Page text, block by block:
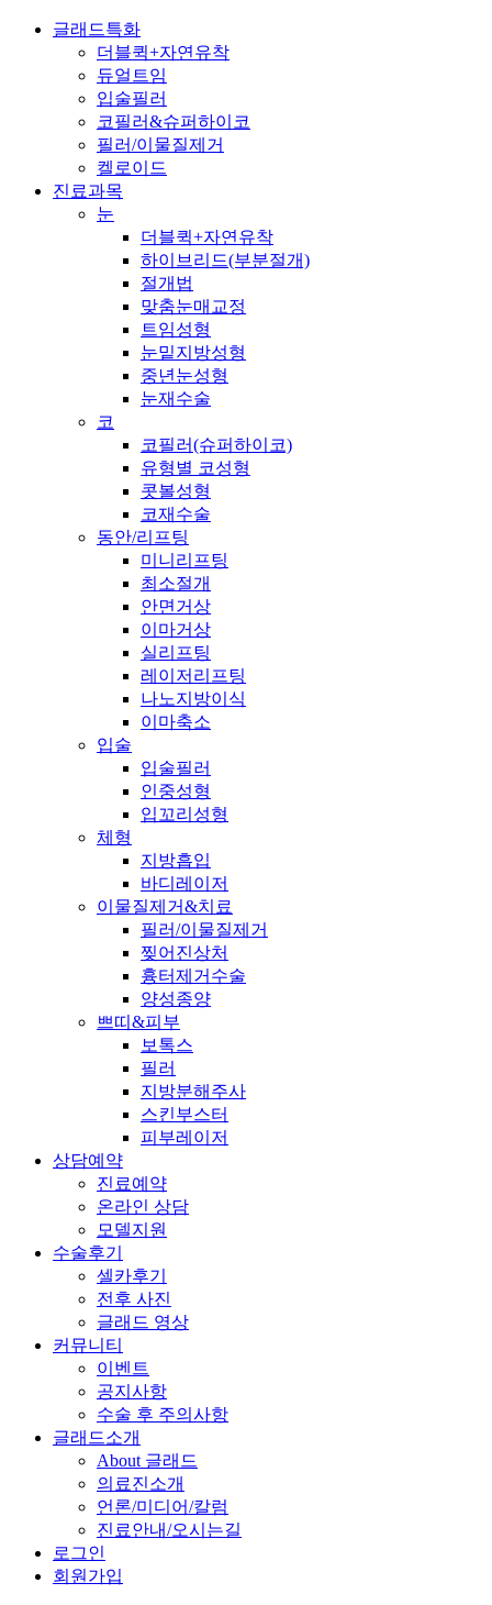
글래드특화
더블퀵+자연유착
듀얼트임
입술필러
코필러&슈퍼하이코
필러/이물질제거
켈로이드
진료과목
눈
더블퀵+자연유착
하이브리드(부분절개)
절개법
맞춤눈매교정
트임성형
눈밑지방성형
중년눈성형
눈재수술
코
코필러(슈퍼하이코)
유형별 코성형
콧볼성형
코재수술
동안/리프팅
미니리프팅
최소절개
안면거상
이마거상
실리프팅
레이저리프팅
나노지방이식
이마축소
입술
입술필러
인중성형
입꼬리성형
체형
지방흡입
바디레이저
이물질제거&치료
필러/이물질제거
찢어진상처
흉터제거수술
양성종양
쁘띠&피부
보톡스
필러
지방분해주사
스킨부스터
피부레이저
상담예약
진료예약
온라인 상담
모델지원
수술후기
셀카후기
전후 사진
글래드 영상
커뮤니티
이벤트
공지사항
수술 후 주의사항
글래드소개
About 글래드
의료진소개
언론/미디어/칼럼
진료안내/오시는길
로그인
회원가입